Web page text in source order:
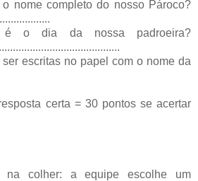
completo do nosso Pároco?
o dia da nossa padroeira?
escritas no papel com o nome da
certa = 30 pontos se acertar
na colher: a equipe escolhe um